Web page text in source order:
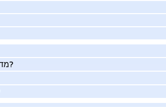
מדוע למכור את העסק שלך בעזרתנו?